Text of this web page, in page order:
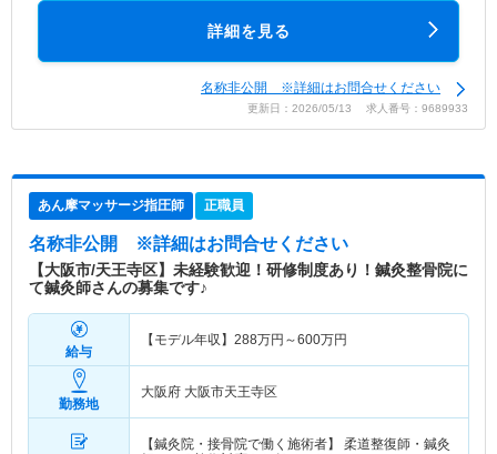
詳細を見る
名称非公開 ※詳細はお問合せください
更新日：2026/05/13 求人番号：9689933
あん摩マッサージ指圧師 正職員
名称非公開 ※詳細はお問合せください
【大阪市/天王寺区】未経験歓迎！研修制度あり！鍼灸整骨院に
て鍼灸師さんの募集です♪
給与
【モデル年収】 288万円～600万円
勤務地
大阪府 大阪市天王寺区
【鍼灸院・接骨院で働く施術者】 柔道整復師・鍼灸